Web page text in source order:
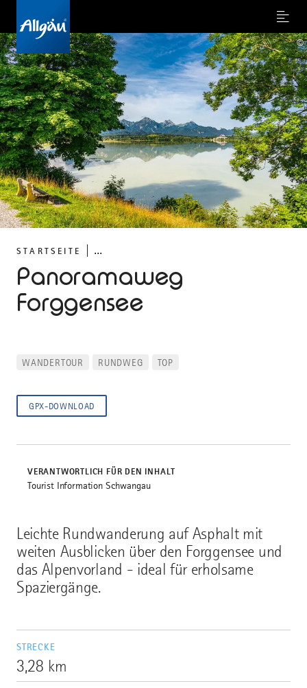
Menu
STARTSEITE ...
Panoramaweg
Forggensee
©
Leichte Rundwanderung auf Asphalt mit
weiten Ausblicken über den Forggensee und
das Alpenvorland - ideal für erholsame
Spaziergänge.
STRECKE
3,28 km
WANDERTOUR RUNDWEG TOP
GPX-DOWNLOAD
VERANTWORTLICH FÜR DEN INHALT
Tourist Information Schwangau